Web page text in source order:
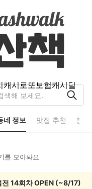
캐시로또보험캐시딜
네 정보 맛집 추천 분
를 모아봐요
14회차 OPEN (~8/17)